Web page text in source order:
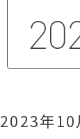
2023年10